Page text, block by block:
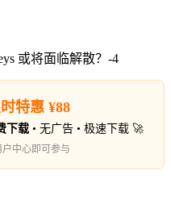
或将面临解散？-4
特惠 ¥88
下载 • 无广告 • 极速下载 🚀
中心即可参与